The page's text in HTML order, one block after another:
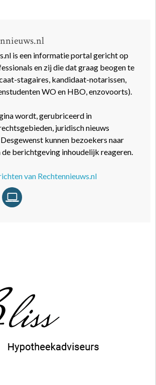
is een informatie portal gericht op
en zij die dat graag beogen te
stagaires, kandidaat-notarissen,
WO en HBO, enzovoorts).
wordt, gerubriceerd in
juridisch nieuws
kunnen bezoekers naar
de berichtgeving inhoudelijk reageren.
van Rechtennieuws.nl